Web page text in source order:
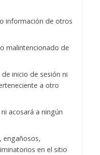
información de otros
malintencionado de
inicio de sesión ni
a otro
acosará a ningún
engañosos,
en el sitio